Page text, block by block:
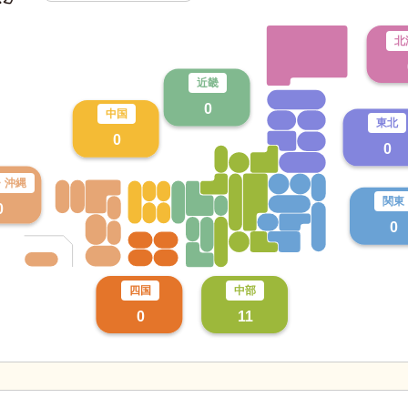
北
東北
0
関東
0
中部
11
近畿
0
中国
0
四国
0
沖縄